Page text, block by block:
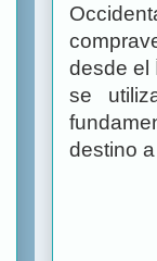
desde el
se
destino